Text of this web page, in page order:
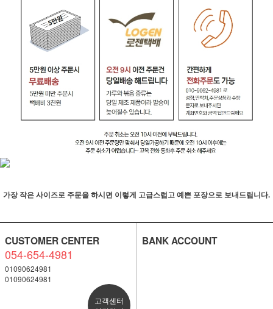
가장 작은 사이즈로 주문을 하시면 이렇게 고급스럽고 예쁜 포장으로 보내드립니다.
CUSTOMER CENTER
054-654-4981
01090624981
01090624981
고객센터
BANK ACCOUNT